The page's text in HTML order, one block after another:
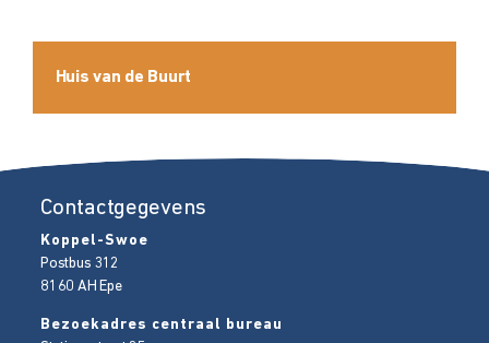
Huis van de Buurt
Contactgegevens
Koppel-Swoe
Postbus 312
8160 AH Epe
Bezoekadres centraal bureau